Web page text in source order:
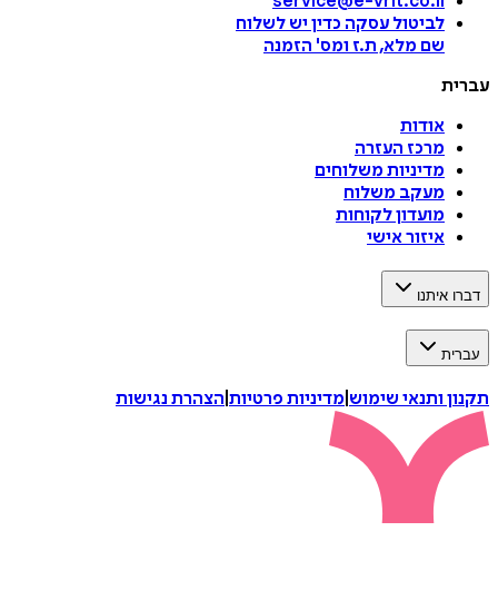
לביטול עסקה כדין יש לשלוח
שם מלא, ת.ז ומס' הזמנה
עברית
אודות
מרכז העזרה
מדיניות משלוחים
מעקב משלוח
מועדון לקוחות
איזור אישי
דברו איתנו
עברית
תקנון ותנאי שימוש מדיניות פרטיות הצהרת נגישות